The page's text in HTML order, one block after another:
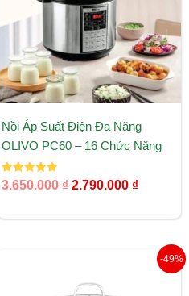
Nồi Áp Suất Điện Đa Năng
OLIVO PC60 – 16 Chức Năng
Được xếp
hạng
3.650.000₫ 2.790.000 ₫
-49%
là: